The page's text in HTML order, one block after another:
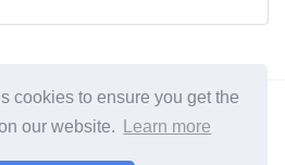
cookies to ensure you get the
our website.
Learn more